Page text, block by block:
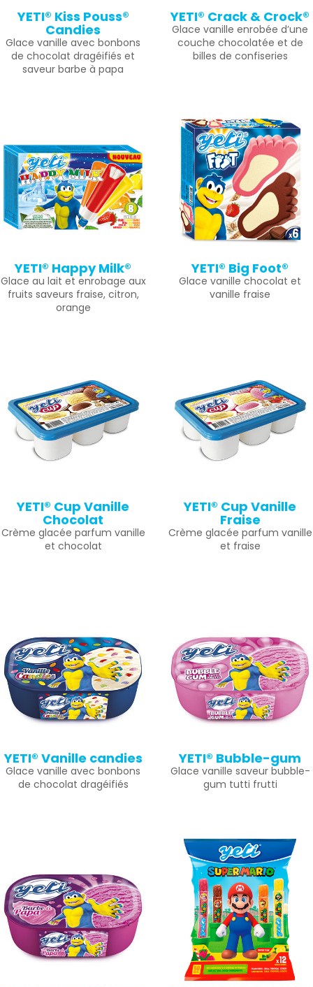
YETI® Kiss Pouss®
Candies
Glace vanille avec bonbons
de chocolat dragéifiés et
saveur barbe à papa
YETI® Crack & Crock®
Glace vanille enrobée d’une
couche chocolatée et de
billes de confiseries
YETI® Happy Milk®
Glace au lait et enrobage aux
fruits saveurs fraise, citron,
orange
YETI® Big Foot®
Glace vanille chocolat et
vanille fraise
YETI® Cup Vanille
Chocolat
Crème glacée parfum vanille
et chocolat
YETI® Cup Vanille
Fraise
Crème glacée parfum vanille
et fraise
YETI® Vanille candies
Glace vanille avec bonbons
de chocolat dragéifiés
YETI® Bubble-gum
Glace vanille saveur bubble-
gum tutti frutti